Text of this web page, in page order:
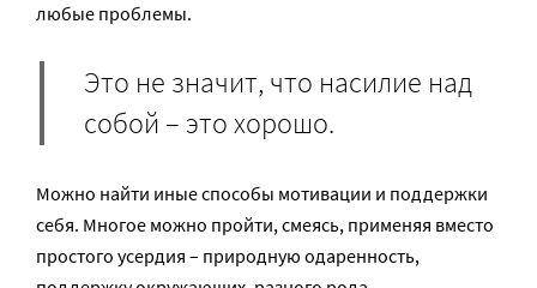
любые проблемы.
Это не значит, что насилие над
собой – это хорошо.
Можно найти иные способы мотивации и поддержки
себя. Многое можно пройти, смеясь, применяя вместо
простого усердия – природную одаренность,